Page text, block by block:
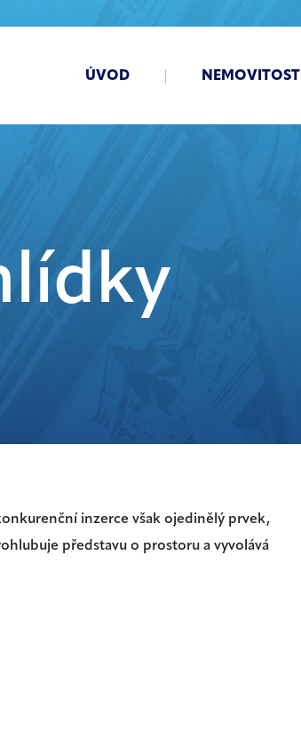
ÚVOD NEMOVITOSTI
inzerce však ojedinělý prvek,
představu o prostoru a vyvolává